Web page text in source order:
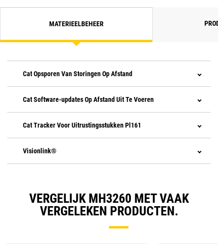
MATERIEELBEHEER
Cat Opsporen Van Storingen Op Afstand
Cat Software-updates Op Afstand Uit Te Voeren
Cat Tracker Voor Uitrustingsstukken Pl161
Visionlink®
VERGELIJK MH3260 MET VAAK
VERGELEKEN PRODUCTEN.